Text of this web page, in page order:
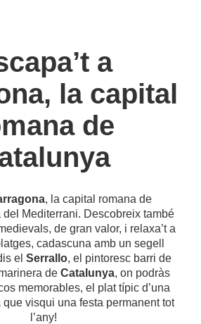
a
la capital
de
, la capital romana de
del Mediterrani. Descobreix també
de gran valor, i relaxa’t a
cadascuna amb un segell
el Serrallo, el pintoresc barri de
de Catalunya, on podràs
memorables, el plat típic d’una
visqui una festa permanent tot
l’any!